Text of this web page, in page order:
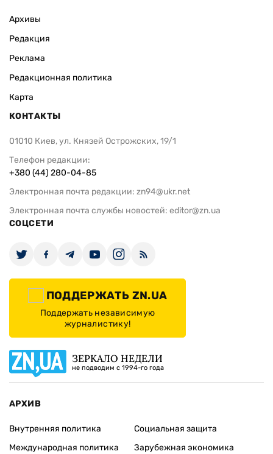
Архивы
Редакция
Реклама
Редакционная политика
Карта
КОНТАКТЫ
01010 Киев, ул. Князей Острожских, 19/1
Телефон редакции:
+380 (44) 280-04-85
Электронная почта редакции: zn94@ukr.net
Электронная почта службы новостей: editor@zn.ua
СОЦСЕТИ
ПОДДЕРЖАТЬ ZN.UA
Поддержать независимую
журналистику!
ЗЕРКАЛО НЕДЕЛИ
не подводим с 1994-го года
АРХИВ
Внутренняя политика
Международная политика
Социальная защита
Зарубежная экономика